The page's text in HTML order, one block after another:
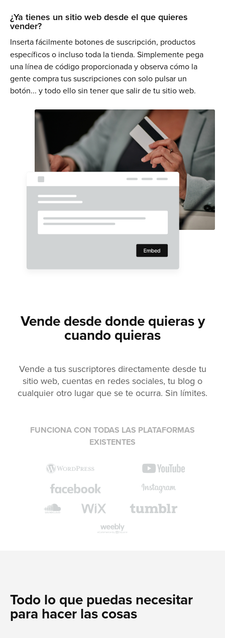
¿Ya tienes un sitio web desde el que quieres
vender?
Inserta fácilmente botones de suscripción, productos
específicos o incluso toda la tienda. Simplemente pega
una línea de código proporcionada y observa cómo la
gente compra tus suscripciones con solo pulsar un
botón... y todo ello sin tener que salir de tu sitio web.
Vende desde donde quieras y
cuando quieras
Vende a tus suscriptores directamente desde tu
sitio web, cuentas en redes sociales, tu blog o
cualquier otro lugar que se te ocurra. Sin límites.
FUNCIONA CON TODAS LAS PLATAFORMAS
EXISTENTES
Todo lo que puedas necesitar
para hacer las cosas